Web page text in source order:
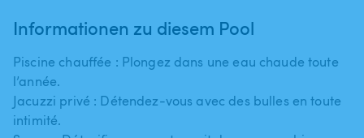
Informationen zu diesem Pool
Piscine chauffée : Plongez dans une eau chaude toute
l’année.
Jacuzzi privé : Détendez-vous avec des bulles en toute
intimité.